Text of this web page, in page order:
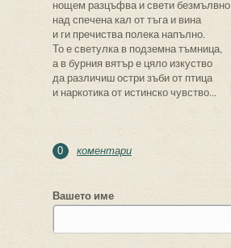
нощем разцъфва и свети безмълвно
над спечена кал от тъга и вина
и ги пречиства полека напълно.
То е светулка в подземна тъмница,
а в бурния вятър е цяло изкуство
да различиш остри зъби от птица
и наркотика от истинско чувство...
0 коментари
Вашето име